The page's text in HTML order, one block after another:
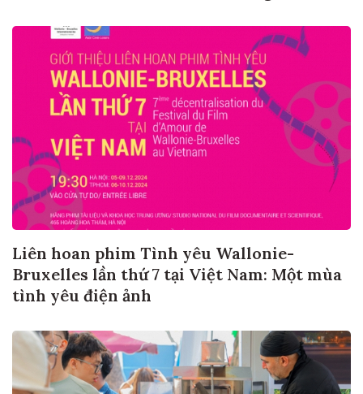
Liên hoan phim Tình yêu Wallonie-
Bruxelles lần thứ 7 tại Việt Nam: Một mùa
tình yêu điện ảnh